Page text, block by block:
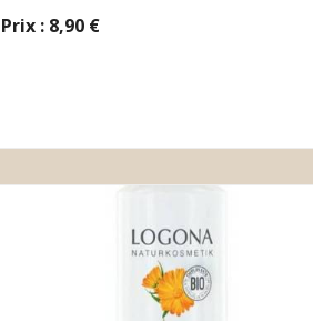
Prix : 8,90 €